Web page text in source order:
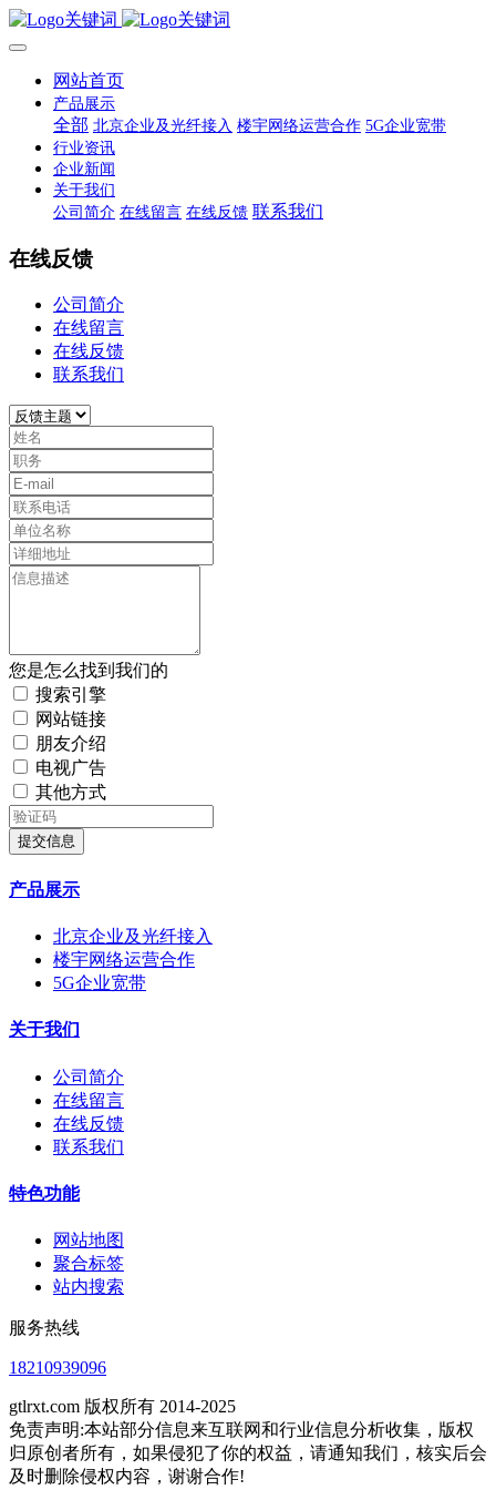
网站首页
产品展示
全部 北京企业及光纤接入 楼宇网络运营合作 5G企业宽带
行业资讯
企业新闻
关于我们
公司简介 在线留言 在线反馈 联系我们
在线反馈
公司简介
在线留言
在线反馈
联系我们
您是怎么找到我们的
搜索引擎
网站链接
朋友介绍
电视广告
其他方式
提交信息
产品展示
北京企业及光纤接入
楼宇网络运营合作
5G企业宽带
关于我们
公司简介
在线留言
在线反馈
联系我们
特色功能
网站地图
聚合标签
站内搜索
服务热线
18210939096
gtlrxt.com 版权所有 2014-2025
免责声明:本站部分信息来互联网和行业信息分析收集，版权
归原创者所有，如果侵犯了你的权益，请通知我们，核实后会
及时删除侵权内容，谢谢合作!